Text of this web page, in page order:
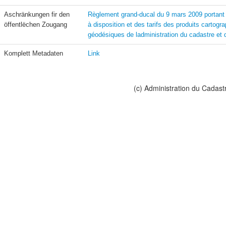
Aschränkungen fir den
öffentlëchen Zougang
Règlement grand-ducal du 9 mars 2009
à disposition et des tarifs des produits
géodésiques de ladministration du cadastre et
Komplett Metadaten Link
(c) Administration du